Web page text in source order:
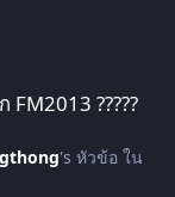
?????
's หัวข้อ ใน